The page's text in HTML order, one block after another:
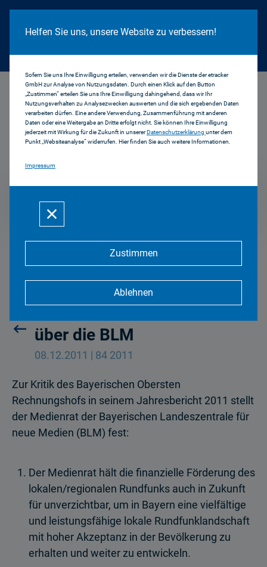
Cookie Hinweis
Helfen Sie uns, unsere Website zu verbessern!
Sofern Sie uns Ihre Einwilligung erteilen, verwenden wir die Dienste der etracker
GmbH zur Analyse von Nutzungsdaten. Durch einen Klick auf den Button
„Zustimmen“ erteilen Sie uns Ihre Einwilligung dahingehend, dass wir Ihr
Nutzungsverhalten zu Analysezwecken auswerten und die sich ergebenden Daten
verarbeiten dürfen. Eine andere Verwendung, Zusammenführung mit anderen
Daten oder eine Weitergabe an Dritte erfolgt nicht. Sie können Ihre Einwilligung
jederzeit mit Wirkung für die Zukunft in unsererDatenschutzerklärung unter dem
Punkt „Websiteanalyse“ widerrufen. Hier finden Sie auch weitere Informationen.
Impressum
Zustimmen
Ablehnen
2011
Pressemitteilungen
über die BLM
08.12.2011 | 84 2011
Zur Kritik des Bayerischen Obersten
Rechnungshofs in seinem Jahresbericht 2011 stellt
der Medienrat der Bayerischen Landeszentrale für
neue Medien (BLM) fest:
Der Medienrat hält die finanzielle Förderung des
lokalen/regionalen Rundfunks auch in Zukunft
für unverzichtbar, um in Bayern eine vielfältige
und leistungsfähige lokale Rundfunklandschaft
mit hoher Akzeptanz in der Bevölkerung zu
erhalten und weiter zu entwickeln.